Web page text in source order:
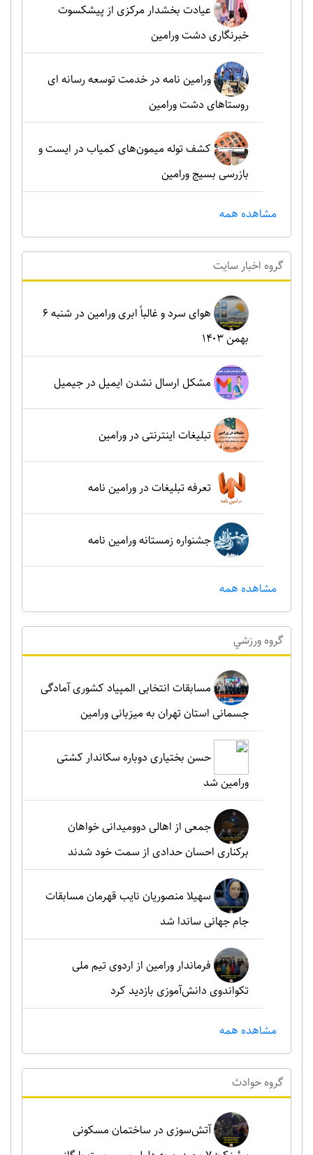
عیادت بخشدار مرکزی از پیشکسوت
خبرنگاری دشت ورامین
ورامین نامه در خدمت توسعه رسانه ای
روستاهای دشت ورامین
کشف توله میمون‌های کمیاب در ایست و
بازرسی بسیج ورامین
مشاهده همه
گروه اخبار سايت
هوای سرد و غالباً ابری ورامین در شنبه ۶
بهمن ۱۴۰۳
مشکل ارسال نشدن ایمیل در جیمیل
تبلیغات اینترنتی در ورامین
تعرفه تبلیغات در ورامین نامه
جشنواره زمستانه ورامین نامه
مشاهده همه
گروه ورزشي
مسابقات انتخابی المپیاد کشوری آمادگی
جسمانی استان تهران به میزبانی ورامین
حسن بختیاری دوباره سکاندار کشتی
ورامین شد
جمعی از اهالی دوومیدانی خواهان
برکناری احسان حدادی از سمت خود شدند
سهیلا منصوریان نایب قهرمان مسابقات
جام جهانی ساندا شد
فرماندار ورامین از اردوی تیم ملی
تکواندوی دانش‌آموزی بازدید کرد
مشاهده همه
گروه حوادث
آتش‌سوزی در ساختمان مسکونی